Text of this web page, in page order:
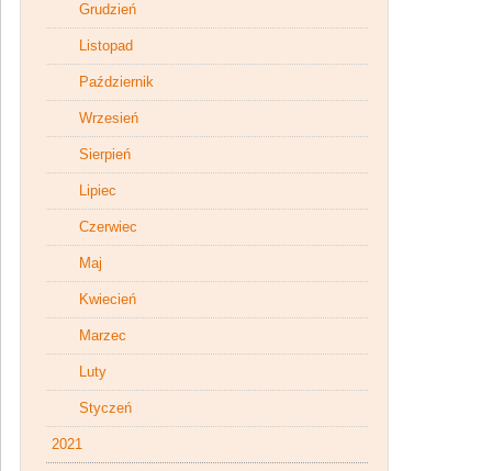
Grudzień
Listopad
Październik
Wrzesień
Sierpień
Lipiec
Czerwiec
Maj
Kwiecień
Marzec
Luty
Styczeń
2021